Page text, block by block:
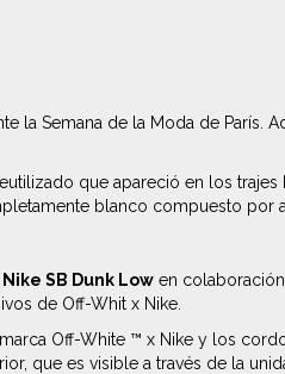
la Semana de la Moda de París.
que apareció en los
blanco compuesto por
SB Dunk Low en
de Off-Whit x Nike.
Off-White ™ x Nike y los
que es visible a través de la